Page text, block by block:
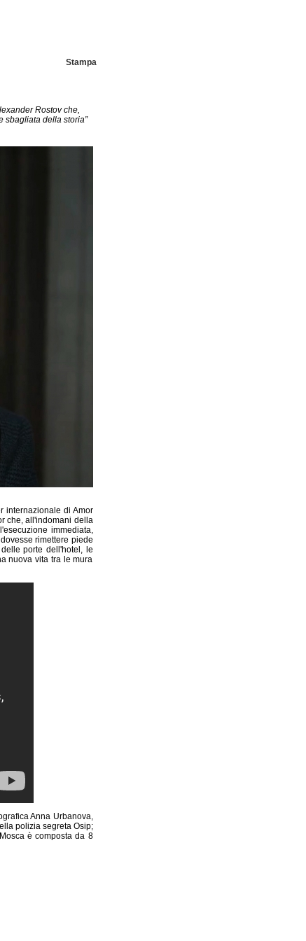
Stampa
Rostov che,
sbagliata della storia”
internazionale di Amor
che, all'indomani della
immediata,
rimettere piede
porte dell'hotel, le
nuova vita tra le mura
Anna Urbanova,
polizia segreta Osip;
è composta da 8